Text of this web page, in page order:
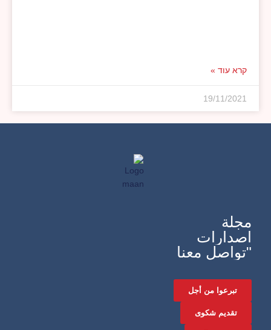
קרא עוד »
19/11/2021
مجلة
اصدارات
"تواصل معنا
تبرعوا من أجل
تقديم شكوى